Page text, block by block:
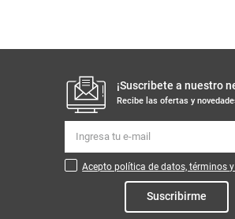
¡Suscribete a nuestro
Recibe las ofertas y
Acepto política de datos, términos
Suscribirme